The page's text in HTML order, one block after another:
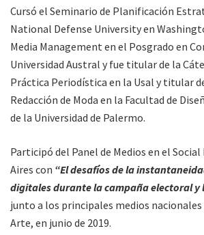
Cursó el Seminario de Planificación
National Defense University en
Media Management en el Posgrado en
Universidad Austral y fue titular de la
Práctica Periodística en la Usal y titular
Redacción de Moda en la Facultad de
de la Universidad de Palermo.
Participó del Panel de Medios en el Social
Aires con “El desafíos de la
digitales durante la campaña electoral y
junto a los principales medios nacionales
Arte, en junio de 2019.